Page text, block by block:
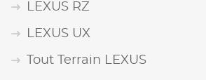
LEXUS RZ
LEXUS UX
Tout Terrain LEXUS